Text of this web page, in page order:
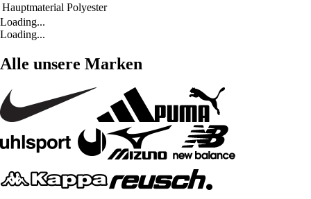
Hauptmaterial Polyester
Loading...
Loading...
Alle unsere Marken